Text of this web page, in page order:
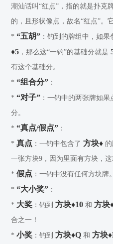
潮汕话叫“红点”，指的就是扑克
的，且形状像点，故名“红点”。
*“五胡” ：钓到的牌组中，如
♦️5 ，那么这“一钓”的基础分就是
有这个基础分。
*“组合分” ：
*“对子” ：一钓中的两张牌如
分。
*“真点/假点” ：
*真点 ：一钓中包含了方块♦️
一张方块9，因为里面有方块，这
*假点 ：一钓中没有任何方块牌
*“大小奖” ：
* 大奖 ：钓到方块♦️10 和方块
合之一！
*小奖 ：钓到方块♦️Q 和方块